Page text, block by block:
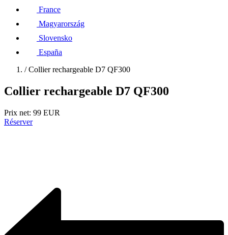
France
Magyarország
Slovensko
España
/ Collier rechargeable D7 QF300
Collier rechargeable D7 QF300
Prix net: 99 EUR
Réserver